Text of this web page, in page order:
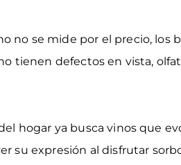
no se mide por el precio, los
tienen defectos en vista,
hogar ya busca vinos que
su expresión al disfrutar